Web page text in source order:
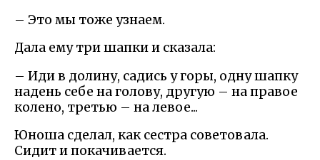
– Это мы тоже узнаем.
Дала ему три шапки и сказала:
– Иди в долину, садись у горы, одну шапку
надень себе на голову, другую – на правое
колено, третью – на левое...
Юноша сделал, как сестра советовала.
Сидит и покачивается.